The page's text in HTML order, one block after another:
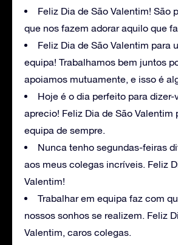
Feliz Dia de São Valentim! São
que nos fazem adorar aquilo que
Feliz Dia de São Valentim para
equipa! Trabalhamos bem juntos
apoiamos mutuamente, e isso é
Hoje é o dia perfeito para dizer-
aprecio! Feliz Dia de São Valentim
equipa de sempre.
Nunca tenho segundas-feiras
aos meus colegas incríveis. Feliz
Valentim!
Trabalhar em equipa faz com
nossos sonhos se realizem. Feliz
Valentim, caros colegas.